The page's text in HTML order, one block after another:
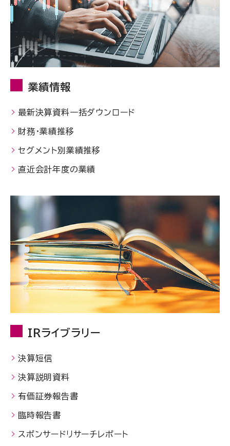
業績情報
最新決算資料一括ダウンロード
財務・業績推移
セグメント別業績推移
直近会計年度の業績
IRライブラリー
決算短信
決算説明資料
有価証券報告書
臨時報告書
スポンサードリサーチレポート